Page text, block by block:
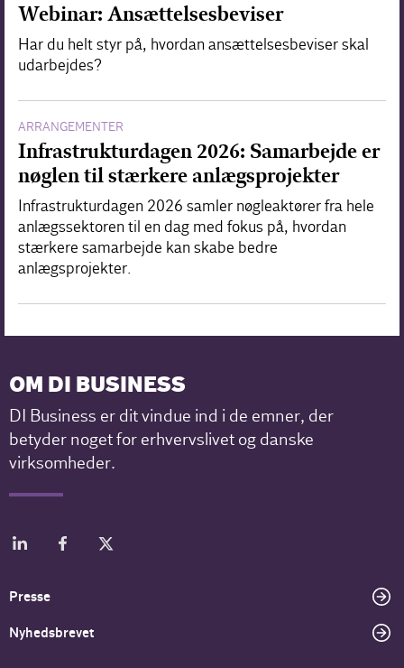
Webinar: Ansættelsesbeviser
Har du helt styr på, hvordan ansættelsesbeviser skal
udarbejdes?
ARRANGEMENTER
Infrastrukturdagen 2026: Samarbejde er
nøglen til stærkere anlægsprojekter
Infrastrukturdagen 2026 samler nøgleaktører fra hele
anlægssektoren til en dag med fokus på, hvordan
stærkere samarbejde kan skabe bedre
anlægsprojekter.
OM DI BUSINESS
DI Business er dit vindue ind i de emner, der
betyder noget for erhvervslivet og danske
virksomheder.
Presse
Nyhedsbrevet